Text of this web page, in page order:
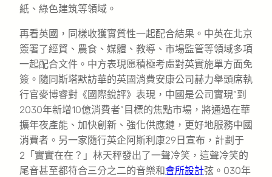
紙、綠色建筑等領域。
再看英國，同樣收獲實質性一起配合結果。中英在北京
簽署了經貿、農食、媒體、教導、市場監管等領域多項
一起配合文件。中方表現愿積極考慮對英實施單方面免
簽。隨同斯塔默訪華的英國消費安康公司赫力舉頭席執
行官麥博睿對《國際銳評》表現，中國是公司實現“到
2030年新增10億消費者”目標的焦點市場，將通過在華
擴年夜產能、加快創新、強化供應鏈，更好地服務中國
消費者。另一家隨行英企阿斯利康29日宣布，計劃于
2「實實在在？」林天秤發出了一聲冷笑，這聲冷笑的
尾音甚至都符合三分之二的音樂和會所設計弦。030年